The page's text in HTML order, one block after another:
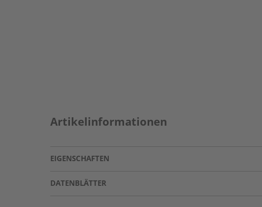
Artikelinformationen
EIGENSCHAFTEN
DATENBLÄTTER